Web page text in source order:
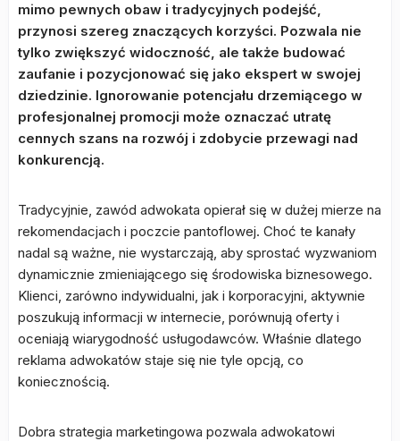
mimo pewnych obaw i tradycyjnych podejść,
przynosi szereg znaczących korzyści. Pozwala nie
tylko zwiększyć widoczność, ale także budować
zaufanie i pozycjonować się jako ekspert w swojej
dziedzinie. Ignorowanie potencjału drzemiącego w
profesjonalnej promocji może oznaczać utratę
cennych szans na rozwój i zdobycie przewagi nad
konkurencją.
Tradycyjnie, zawód adwokata opierał się w dużej mierze na
rekomendacjach i poczcie pantoflowej. Choć te kanały
nadal są ważne, nie wystarczają, aby sprostać wyzwaniom
dynamicznie zmieniającego się środowiska biznesowego.
Klienci, zarówno indywidualni, jak i korporacyjni, aktywnie
poszukują informacji w internecie, porównują oferty i
oceniają wiarygodność usługodawców. Właśnie dlatego
reklama adwokatów staje się nie tyle opcją, co
koniecznością.
Dobra strategia marketingowa pozwala adwokatowi